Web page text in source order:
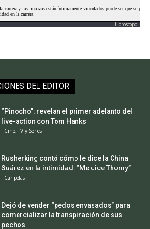
Horoscopo
DEL EDITOR
“Pinocho”: revelan el primer adelanto del
live-action con Tom Hanks
Cine, TV y Series
Rusherking contó cómo le dice la China
Suárez en la intimidad: “Me dice Thomy”
Caripelas
Dejó de vender “pedos envasados” para
comercializar la transpiración de sus
pechos